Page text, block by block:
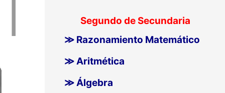
Segundo de Secundaria
≫ Razonamiento Matemático
≫ Aritmética
≫ Álgebra